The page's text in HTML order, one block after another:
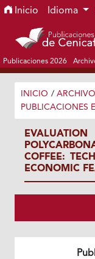
Ir al menú de
Ir al contenido
Ir al pie de página
Inicio Idioma
Publicaciones 2026
INICIO /
PUBLICACIONES
COFFEE:
ECONOMIC